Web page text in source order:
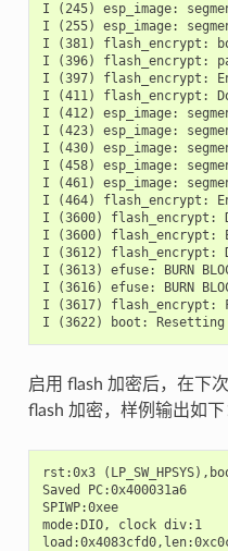
I (245) esp_image:
I (255) esp_image:
I (381) flash_encrypt:
I (396) flash_encrypt:
I (397) flash_encrypt:
I (411) flash_encrypt:
I (412) esp_image:
I (423) esp_image:
I (430) esp_image:
I (458) esp_image:
I (461) esp_image:
I (464) flash_encrypt:
I (3600) flash_encrypt:
I (3600) flash_encrypt:
I (3612) flash_encrypt:
I (3613) efuse: BURN
I (3616) efuse: BURN
I (3617) flash_encrypt:
启用 flash 加密后，在下
flash 加密，样例输出如下
rst:0x3
Saved PC:0x400031a6
SPIWP:0xee
mode:DIO, clock div:1